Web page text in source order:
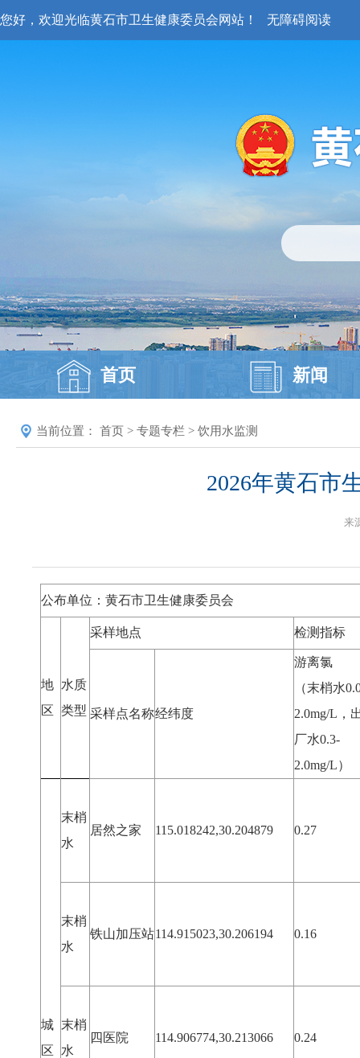
您好，欢迎光临黄石市卫生健康委员会网站！ 无障碍阅读
首页 新闻
当前位置： 首页 > 专题专栏 > 饮用水监测
2026年黄石市
来
公布单位：黄石市卫生健康委员会
地
区
水质
类型
采样地点 检测指标
采样点名称经纬度
游离氯
（末梢水
2.0mg/L，
厂水0.3-
2.0mg/L）
城
区
末梢
水
居然之家 115.018242,30.204879 0.27
末梢
水
铁山加压站114.915023,30.206194 0.16
末梢
水
四医院 114.906774,30.213066 0.24